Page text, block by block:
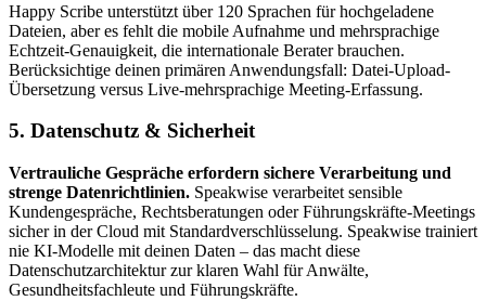
Happy Scribe unterstützt über 120 Sprachen für hochgeladene
Dateien, aber es fehlt die mobile Aufnahme und mehrsprachige
Echtzeit-Genauigkeit, die internationale Berater brauchen.
Berücksichtige deinen primären Anwendungsfall: Datei-Upload-
Übersetzung versus Live-mehrsprachige Meeting-Erfassung.
5. Datenschutz & Sicherheit
Vertrauliche Gespräche erfordern sichere Verarbeitung und
strenge Datenrichtlinien. Speakwise verarbeitet sensible
Kundengespräche, Rechtsberatungen oder Führungskräfte-Meetings
sicher in der Cloud mit Standardverschlüsselung. Speakwise trainiert
nie KI-Modelle mit deinen Daten – das macht diese
Datenschutzarchitektur zur klaren Wahl für Anwälte,
Gesundheitsfachleute und Führungskräfte.